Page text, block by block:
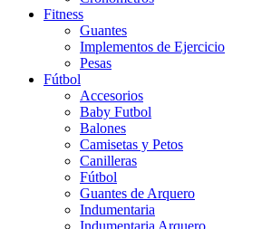
Fitness
Guantes
Implementos de Ejercicio
Pesas
Fútbol
Accesorios
Baby Futbol
Balones
Camisetas y Petos
Canilleras
Fútbol
Guantes de Arquero
Indumentaria
Indumentaria Arquero